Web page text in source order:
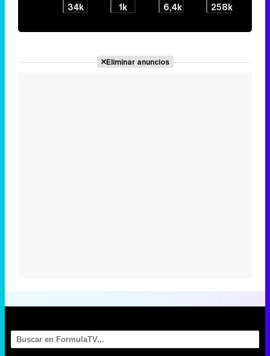
34k 1k 6,4k 258k
Eliminar anuncios